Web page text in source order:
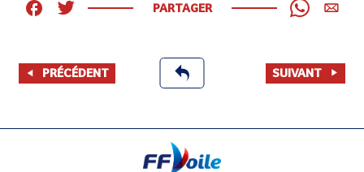
PARTAGER
PRÉCÉDENT SUIVANT